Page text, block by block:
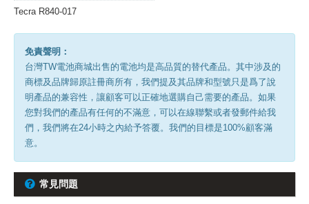
Tecra R840-017
免責聲明：
台灣TW電池商城出售的電池均是高品質的替代產品。其中涉及的
商標及品牌歸原註冊商所有，我們提及其品牌和型號只是爲了說
明產品的兼容性，讓顧客可以正確地選購自己需要的產品。如果
您對我們的產品有任何的不滿意，可以在線聯繫或者發郵件給我
們，我們將在24小時之內給予答覆。我們的目標是100%顧客滿
意。
常見問題